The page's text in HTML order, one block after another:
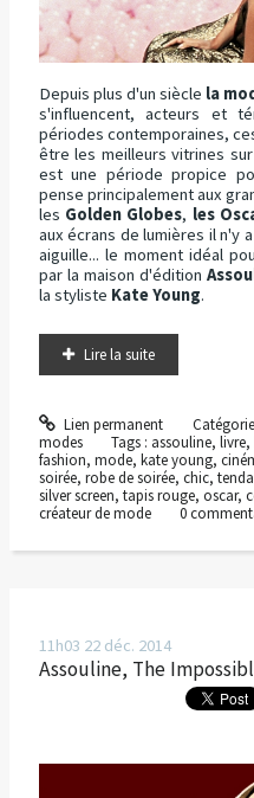
Depuis plus d'un siècle la
s'influencent, acteurs et
périodes contemporaines,
être les meilleurs vitrines
est une période propice
pense principalement aux
les Golden Globes, les
aux écrans de lumières il n'y
aiguille... le moment idéal
par la maison d'édition
la styliste Kate Young.
Lire la suite
Lien permanent
modes
Tags : assouline,livre,
fashion, mode, kate young,
soirée, robe de soirée, chic,
silver screen, tapis rouge, oscar,
créateur de mode
0
11h03 22 déc. 2014
Assouline, The